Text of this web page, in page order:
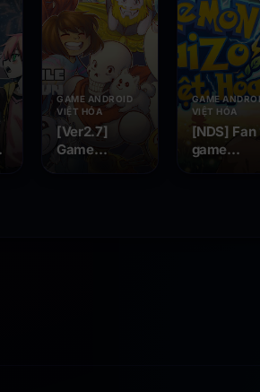
GAME ANDROID
VIỆT HÓA
[Ver2.7]
Game
GAME
VIỆT HÓA
[NDS] Fan
game